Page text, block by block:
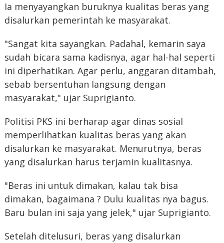
Ia menyayangkan buruknya kualitas beras yang
disalurkan pemerintah ke masyarakat.
"Sangat kita sayangkan. Padahal, kemarin saya
sudah bicara sama kadisnya, agar hal-hal seperti
ini diperhatikan. Agar perlu, anggaran ditambah,
sebab bersentuhan langsung dengan
masyarakat," ujar Suprigianto.
Politisi PKS ini berharap agar dinas sosial
memperlihatkan kualitas beras yang akan
disalurkan ke masyarakat. Menurutnya, beras
yang disalurkan harus terjamin kualitasnya.
"Beras ini untuk dimakan, kalau tak bisa
dimakan, bagaimana ? Dulu kualitas nya bagus.
Baru bulan ini saja yang jelek," ujar Suprigianto.
Setelah ditelusuri, beras yang disalurkan